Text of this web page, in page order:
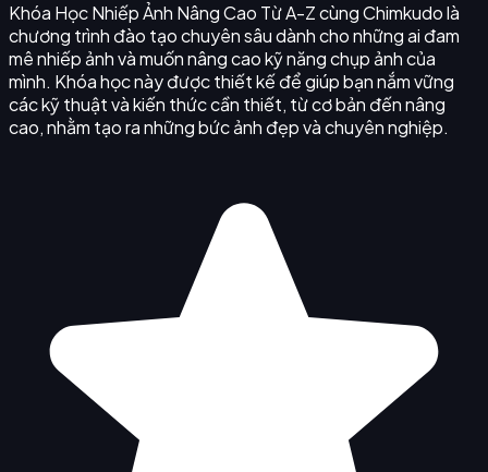
Khóa Học Nhiếp Ảnh Nâng Cao Từ A-Z cùng Chimkudo là
chương trình đào tạo chuyên sâu dành cho những ai đam
mê nhiếp ảnh và muốn nâng cao kỹ năng chụp ảnh của
mình. Khóa học này được thiết kế để giúp bạn nắm vững
các kỹ thuật và kiến thức cần thiết, từ cơ bản đến nâng
cao, nhằm tạo ra những bức ảnh đẹp và chuyên nghiệp.